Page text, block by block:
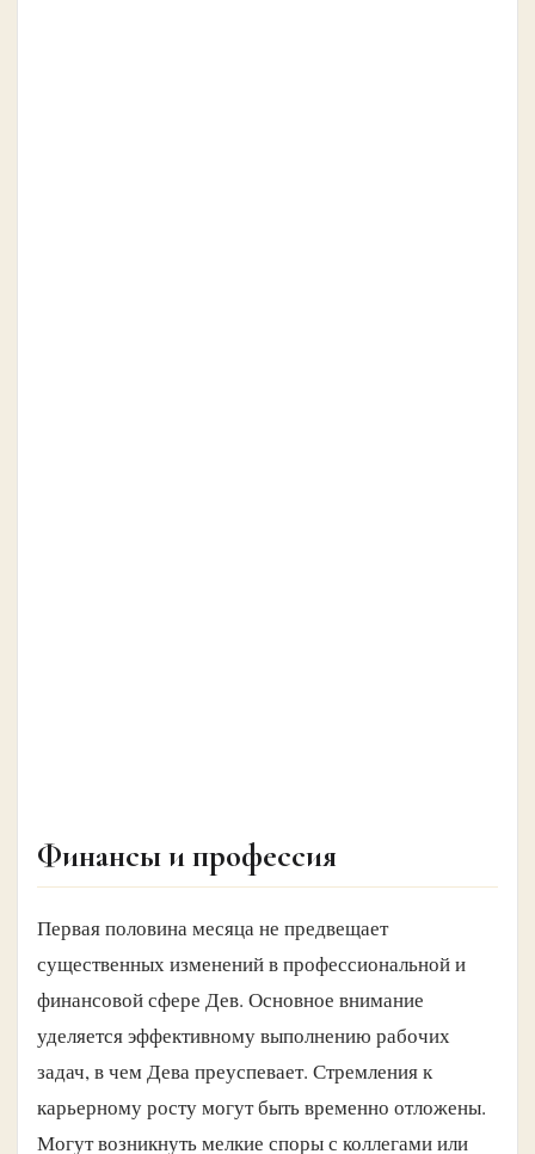
Финансы и профессия
Первая половина месяца не предвещает
существенных изменений в профессиональной и
финансовой сфере Дев. Основное внимание
уделяется эффективному выполнению рабочих
задач, в чем Дева преуспевает. Стремления к
карьерному росту могут быть временно отложены.
Могут возникнуть мелкие споры с коллегами или